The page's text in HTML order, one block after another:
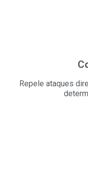
Repele ataques